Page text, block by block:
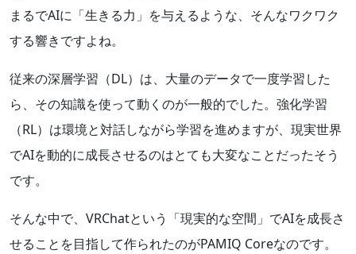
まるでAIに「生きる力」を与えるような、そんなワクワク
する響きですよね。
従来の深層学習（DL）は、大量のデータで一度学習した
ら、その知識を使って動くのが一般的でした。強化学習
（RL）は環境と対話しながら学習を進めますが、現実世界
でAIを動的に成長させるのはとても大変なことだったそう
です。
そんな中で、VRChatという「現実的な空間」でAIを成長さ
せることを目指して作られたのがPAMIQ Coreなのです。